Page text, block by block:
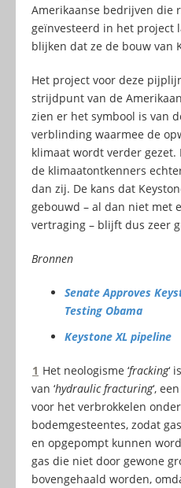
Amerikaanse bedrijven die
geïnvesteerd in het project
blijken dat ze de bouw van
Het project voor deze
strijdpunt van de
zien er het symbool is van
verblinding waarmee de
klimaat wordt verder
de klimaatontkenners
dan zij. De kans dat
gebouwd – al dan niet met
vertraging – blijft dus zeer
Bronnen
Senate Approves
Testing Obama
Keystone XL pipeline
1 Het neologisme ‘fracking‘
van ‘hydraulic fracturing‘,
voor het verbrokkelen
bodemgesteentes, zodat
en opgepompt kunnen
gas die niet door gewone
bovengehaald worden,